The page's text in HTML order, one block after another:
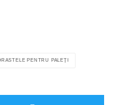
RASTELE PENTRU PALEȚI